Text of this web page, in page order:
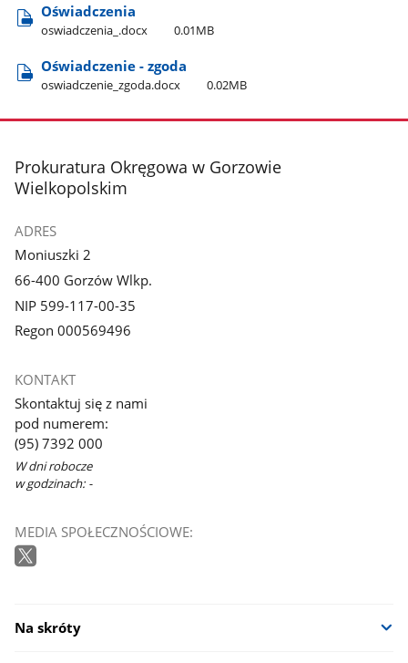
Oświadczenia
oswiadczenia​_.docx 0.01MB
Oświadczenie - zgoda
oswiadczenie​_zgoda.docx 0.02MB
stopka
Prokuratura Okręgowa w Gorzowie
Wielkopolskim
ADRES
Moniuszki 2
66-400 Gorzów Wlkp.
NIP 599-117-00-35
Regon 000569496
KONTAKT
Skontaktuj się z nami
pod numerem:
(95) 7392 000
W dni robocze
w godzinach: -
MEDIA SPOŁECZNOŚCIOWE:
Na skróty